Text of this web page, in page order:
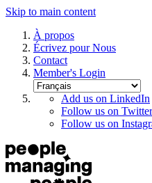
Skip to main content
À propos
Écrivez pour Nous
Contact
Member's Login
Add us on LinkedIn
Follow us on Twitter
Follow us on